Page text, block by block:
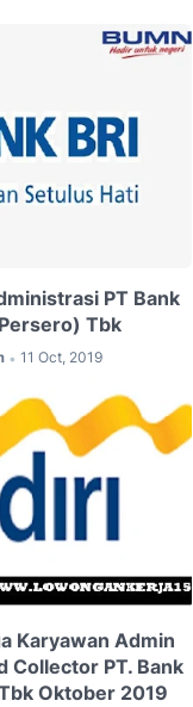
PT Bank
Tbk
• 11 Oct, 2019
Karyawan Admin
Collector PT. Bank
Oktober 2019